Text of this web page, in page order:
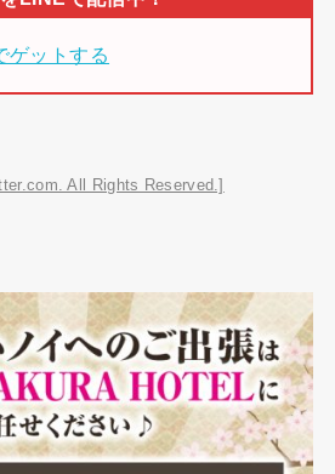
ゲットする
All Rights Reserved.]